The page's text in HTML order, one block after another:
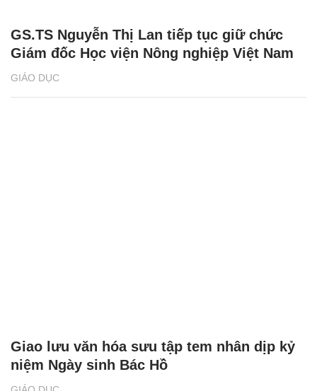
GIÁO DỤC
GS.TS Nguyễn Thị Lan tiếp tục giữ chức
Giám đốc Học viện Nông nghiệp Việt Nam
Giao lưu văn hóa sưu tập tem nhân dịp kỷ
niệm Ngày sinh Bác Hồ